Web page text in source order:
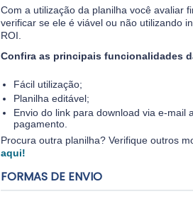
Com a utilização da planilha você avaliar
verificar se ele é viável ou não utilizando
ROI.
Confira as principais funcionalidades
Fácil utilização;
Planilha editável;
Envio do link para download via e-mail
pagamento.
Procura outra planilha? Verifique outros
aqui!
FORMAS DE ENVIO